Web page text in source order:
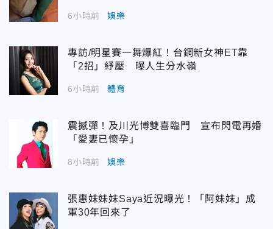
6小時前 娛樂
專訪/明星賽一舞爆紅！台鋼新女神ET靠
「2招」紓壓 曝人生分水嶺
6小時前 體育
震撼彈！及川光博雙喜臨門 宣布閃電再婚
「愛妻已懷孕」
8小時前 娛樂
張惠妹妹妹Saya近況曝光！「阿妹妹」成
軍30年回來了